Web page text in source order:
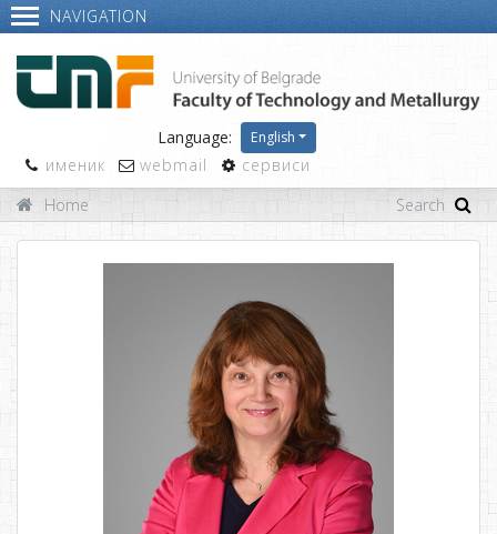
NAVIGATION
Language: English
именик webmail
сервиси
Home